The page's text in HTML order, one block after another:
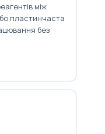
між
пластинчаста
без